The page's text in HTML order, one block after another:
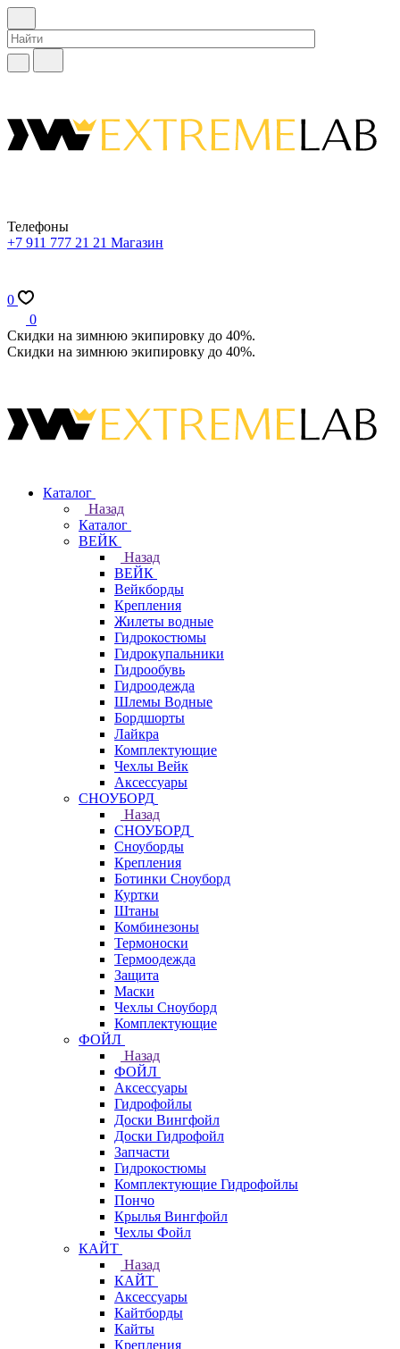
Телефоны
+7 911 777 21 21 Магазин
0
0
Скидки на зимнюю экипировку до 40%.
Скидки на зимнюю экипировку до 40%.
Каталог
Назад
Каталог
ВЕЙК
Назад
ВЕЙК
Вейкборды
Крепления
Жилеты водные
Гидрокостюмы
Гидрокупальники
Гидрообувь
Гидроодежда
Шлемы Водные
Бордшорты
Лайкра
Комплектующие
Чехлы Вейк
Аксессуары
СНОУБОРД
Назад
СНОУБОРД
Сноуборды
Крепления
Ботинки Сноуборд
Куртки
Штаны
Комбинезоны
Термоноски
Термоодежда
Защита
Маски
Чехлы Сноуборд
Комплектующие
ФОЙЛ
Назад
ФОЙЛ
Аксессуары
Гидрофойлы
Доски Вингфойл
Доски Гидрофойл
Запчасти
Гидрокостюмы
Комплектующие Гидрофойлы
Пончо
Крылья Вингфойл
Чехлы Фойл
КАЙТ
Назад
КАЙТ
Аксессуары
Кайтборды
Кайты
Крепления